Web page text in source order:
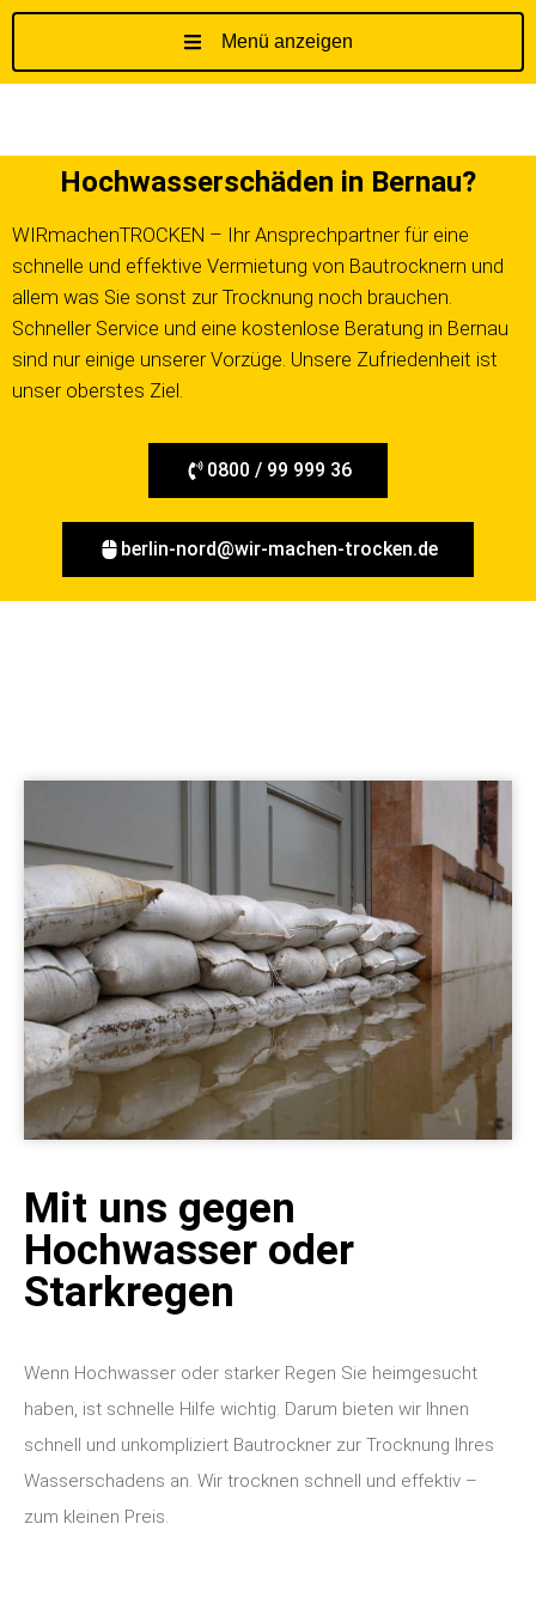
a
l
t
s
p
Menü anzeigen
Hochwasserschäden in Bernau?
WIRmachenTROCKEN – Ihr Ansprechpartner für eine
schnelle und effektive Vermietung von Bautrocknern und
allem was Sie sonst zur Trocknung noch brauchen.
Schneller Service und eine kostenlose Beratung in Bernau
sind nur einige unserer Vorzüge. Unsere Zufriedenheit ist
unser oberstes Ziel.
0800 / 99 999 36
berlin-nord@wir-machen-trocken.de
Mit uns gegen
Hochwasser oder
Starkregen
Wenn Hochwasser oder starker Regen Sie heimgesucht
haben, ist schnelle Hilfe wichtig. Darum bieten wir Ihnen
schnell und unkompliziert Bautrockner zur Trocknung Ihres
Wasserschadens an. Wir trocknen schnell und effektiv –
zum kleinen Preis.